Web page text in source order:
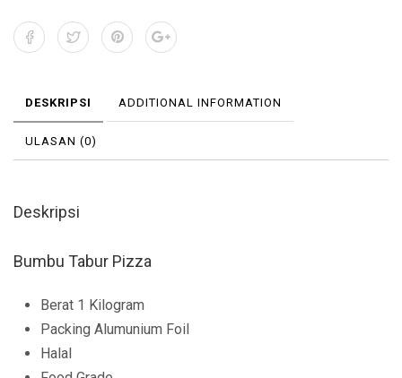
DESKRIPSI ADDITIONAL INFORMATION
ULASAN (0)
Deskripsi
Bumbu Tabur Pizza
Berat 1 Kilogram
Packing Alumunium Foil
Halal